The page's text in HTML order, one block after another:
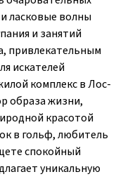
ласковые волны
и занятий
привлекательным
искателей
комплекс в Лос-
образа жизни,
красотой
в гольф, любитель
спокойный
уникальную